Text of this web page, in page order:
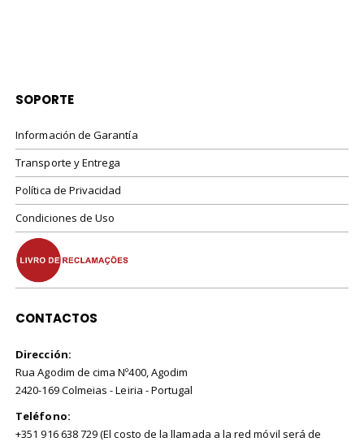
SOPORTE
Información de Garantía
Transporte y Entrega
Política de Privacidad
Condiciones de Uso
CONTACTOS
Dirección:
Rua Agodim de cima Nº400, Agodim
2420-169 Colmeias - Leiria - Portugal
Teléfono:
+351 916 638 729 (El costo de la llamada a la red móvil será de